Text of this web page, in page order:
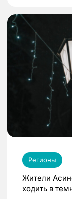
Регионы
Жители
ходить в